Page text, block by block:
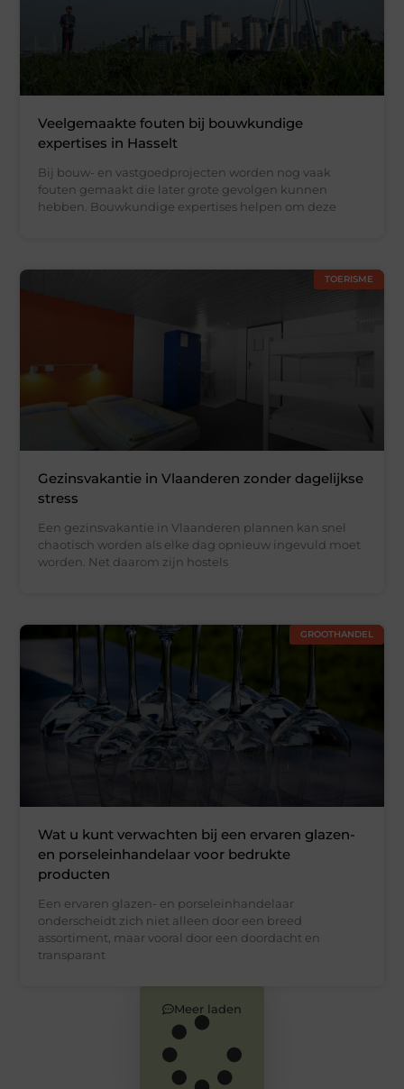
Veelgemaakte fouten bij bouwkundige
expertises in Hasselt
Bij bouw- en vastgoedprojecten worden nog vaak
fouten gemaakt die later grote gevolgen kunnen
hebben. Bouwkundige expertises helpen om deze
TOERISME
Gezinsvakantie in Vlaanderen zonder dagelijkse
stress
Een gezinsvakantie in Vlaanderen plannen kan snel
chaotisch worden als elke dag opnieuw ingevuld moet
worden. Net daarom zijn hostels
GROOTHANDEL
Wat u kunt verwachten bij een ervaren glazen-
en porseleinhandelaar voor bedrukte
producten
Een ervaren glazen- en porseleinhandelaar
onderscheidt zich niet alleen door een breed
assortiment, maar vooral door een doordacht en
transparant
Meer laden